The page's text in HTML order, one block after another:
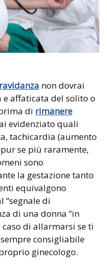
non dovrai
affaticata del solito o
di rimanere
evidenziato quali
tachicardia (aumento
se più raramente,
sono
la gestazione tanto
equivalgono
“segnale di
di una donna “in
di allarmarsi se ti
consigliabile
ginecologo.